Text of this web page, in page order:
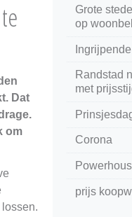
Dat
om
Grote
op
Randstad
met
Corona
prijs